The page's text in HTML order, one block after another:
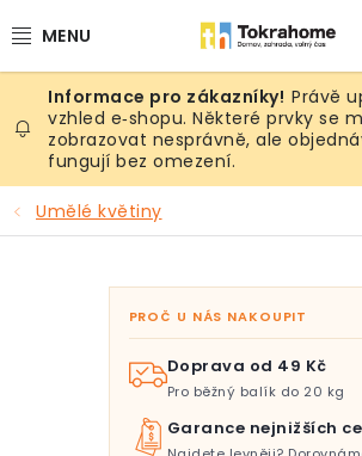
na
Výrobky
Místnosti
Venkovní prostory
Sezóna & Volný čas
Právě
vzhled e‑shopu. Některé prvky se
zobrazovat nesprávně, ale
fungují bez omezení.
Umělé květiny
PROČ U NÁS NAKOUPIT
Doprava od 49 Kč
Pro běžný balík do 20 kg
Garance nejnižších